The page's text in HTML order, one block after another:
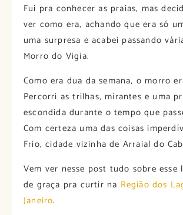
Fui pra conhecer as praias, mas
ver como era, achando que era só
uma surpresa e acabei passando
Morro do Vigia.
Como era dua da semana, o morro
Percorri as trilhas, mirantes e uma
escondida durante o tempo que
Com certeza uma das coisas
Frio, cidade vizinha de Arraial do
Vem ver nesse post tudo sobre esse
de graça pra curtir na Região dos
Janeiro.